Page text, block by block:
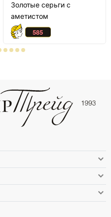
Золотые серьги с
аметистом